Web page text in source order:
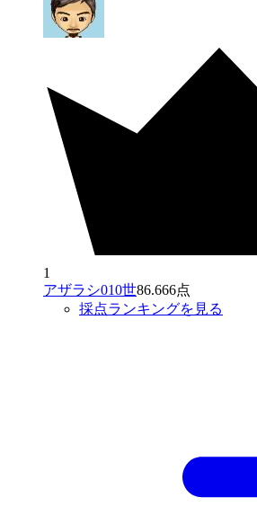
1
アザラシ010世86.666点
採点ランキングを見る